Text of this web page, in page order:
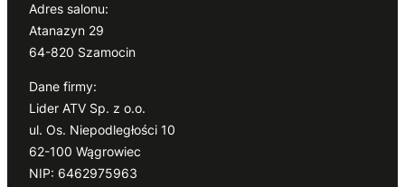
Adres salonu:
Atanazyn 29
64-820 Szamocin
Dane firmy:
Lider ATV Sp. z o.o.
ul. Os. Niepodległości 10
62-100 Wągrowiec
NIP: 6462975963